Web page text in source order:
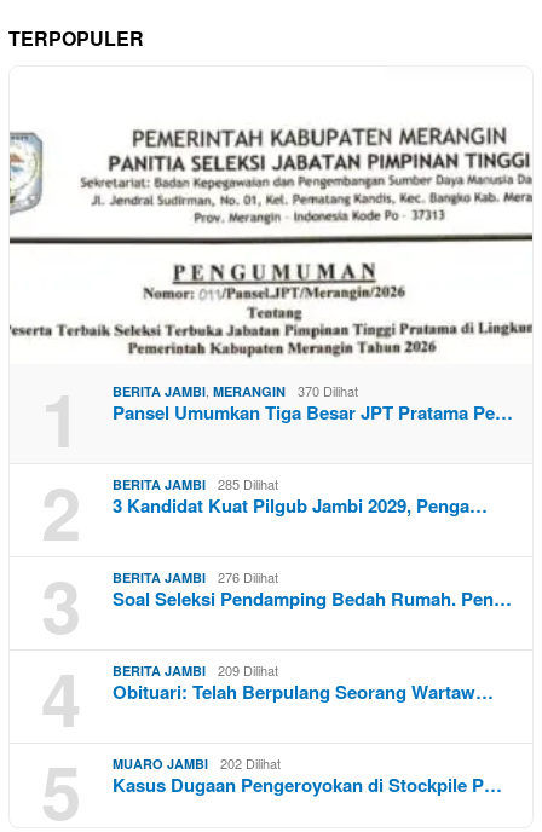
TERPOPULER
1 BERITA JAMBI, MERANGIN 370 Dilihat
Pansel Umumkan Tiga Besar JPT Pratama Pe…
2 BERITA JAMBI 285 Dilihat
3 Kandidat Kuat Pilgub Jambi 2029, Penga…
3 BERITA JAMBI 276 Dilihat
Soal Seleksi Pendamping Bedah Rumah. Pen…
4 BERITA JAMBI 209 Dilihat
Obituari: Telah Berpulang Seorang Wartaw…
5 MUARO JAMBI 202 Dilihat
Kasus Dugaan Pengeroyokan di Stockpile P…